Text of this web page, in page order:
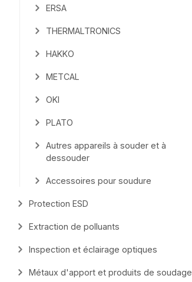
ERSA
THERMALTRONICS
HAKKO
METCAL
OKI
PLATO
Autres appareils à souder et à
dessouder
Accessoires pour soudure
Protection ESD
Extraction de polluants
Inspection et éclairage optiques
Métaux d'apport et produits de soudage